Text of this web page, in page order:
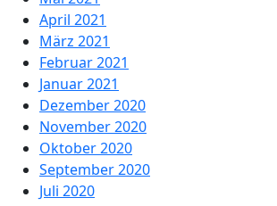
April 2021
März 2021
Februar 2021
Januar 2021
Dezember 2020
November 2020
Oktober 2020
September 2020
Juli 2020